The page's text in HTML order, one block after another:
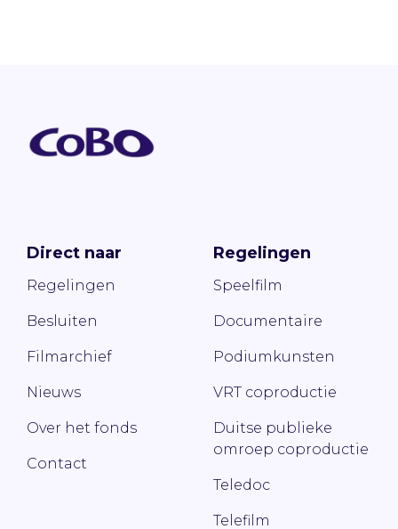
Direct naar
Regelingen
Besluiten
Filmarchief
Nieuws
Over het fonds
Contact
Regelingen
Speelfilm
Documentaire
Podiumkunsten
VRT coproductie
Duitse publieke
omroep coproductie
Teledoc
Telefilm